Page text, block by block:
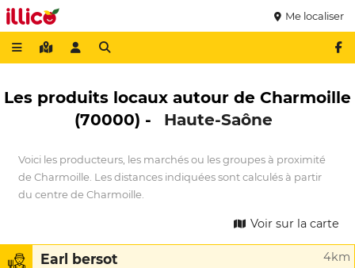
Me localiser
Les produits locaux autour de Charmoille
(70000) -
Haute-Saône
Voici les producteurs, les marchés ou les groupes à proximité
de Charmoille. Les distances indiquées sont calculés à partir
du centre de Charmoille.
Voir sur la carte
Earl bersot 4km